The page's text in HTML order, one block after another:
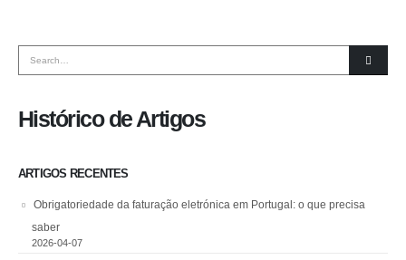
Histórico de Artigos
ARTIGOS RECENTES
Obrigatoriedade da faturação eletrónica em Portugal: o que precisa
saber
2026-04-07